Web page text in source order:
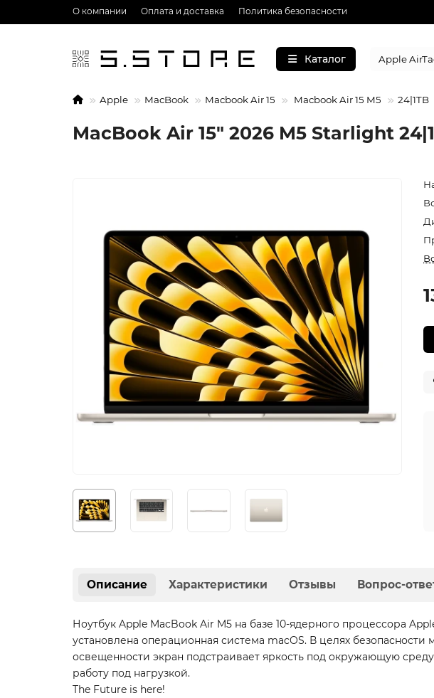
О компании Оплата и доставка Политика безопасности
Каталог
Apple MacBook Macbook Air 15 Macbook Air 15 M5 24|1TB
MacBook Air 15" 2026 M5 Starlight
Описание Характеристики Отзывы Вопрос-
Ноутбук Apple MacBook Air M5 на базе 10-ядерного процессора
установлена операционная система macOS. В целях
освещенности экран подстраивает яркость под окружающую
работу под нагрузкой.
The Future is here!